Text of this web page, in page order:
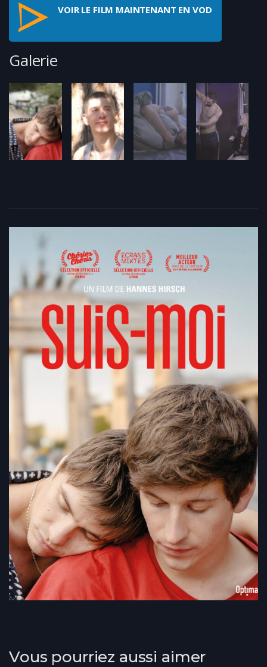
VOIR LE FILM MAINTENANT EN VOD
Galerie
Vous pourriez aussi aimer